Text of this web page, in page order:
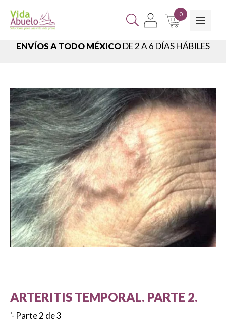
0
ENVÍOS A TODO MÉXICODE 2 A 6 DÍAS HÁBILES
ARTERITIS TEMPORAL. PARTE 2.
'- Parte 2 de 3